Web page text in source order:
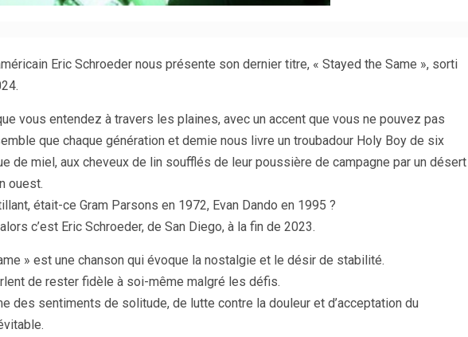
Eric Schroeder nous présente son dernier titre, « Stayed the Same », sorti
vous entendez à travers les plaines, avec un accent que vous ne pouvez pas
que chaque génération et demie nous livre un troubadour Holy Boy de six
de miel, aux cheveux de lin soufflés de leur poussière de campagne par un désert
ouest.
était-ce Gram Parsons en 1972, Evan Dando en 1995 ?
c’est Eric Schroeder, de San Diego, à la fin de 2023.
» est une chanson qui évoque la nostalgie et le désir de stabilité.
de rester fidèle à soi-même malgré les défis.
des sentiments de solitude, de lutte contre la douleur et d’acceptation du